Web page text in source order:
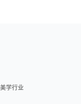
学行业